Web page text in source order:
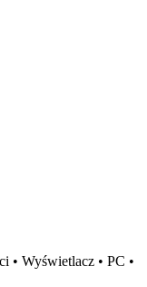
• Wyświetlacz • PC •